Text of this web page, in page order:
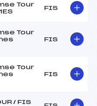
Tour
FIS
Tour
FIS
Tour
FIS
/ FIS